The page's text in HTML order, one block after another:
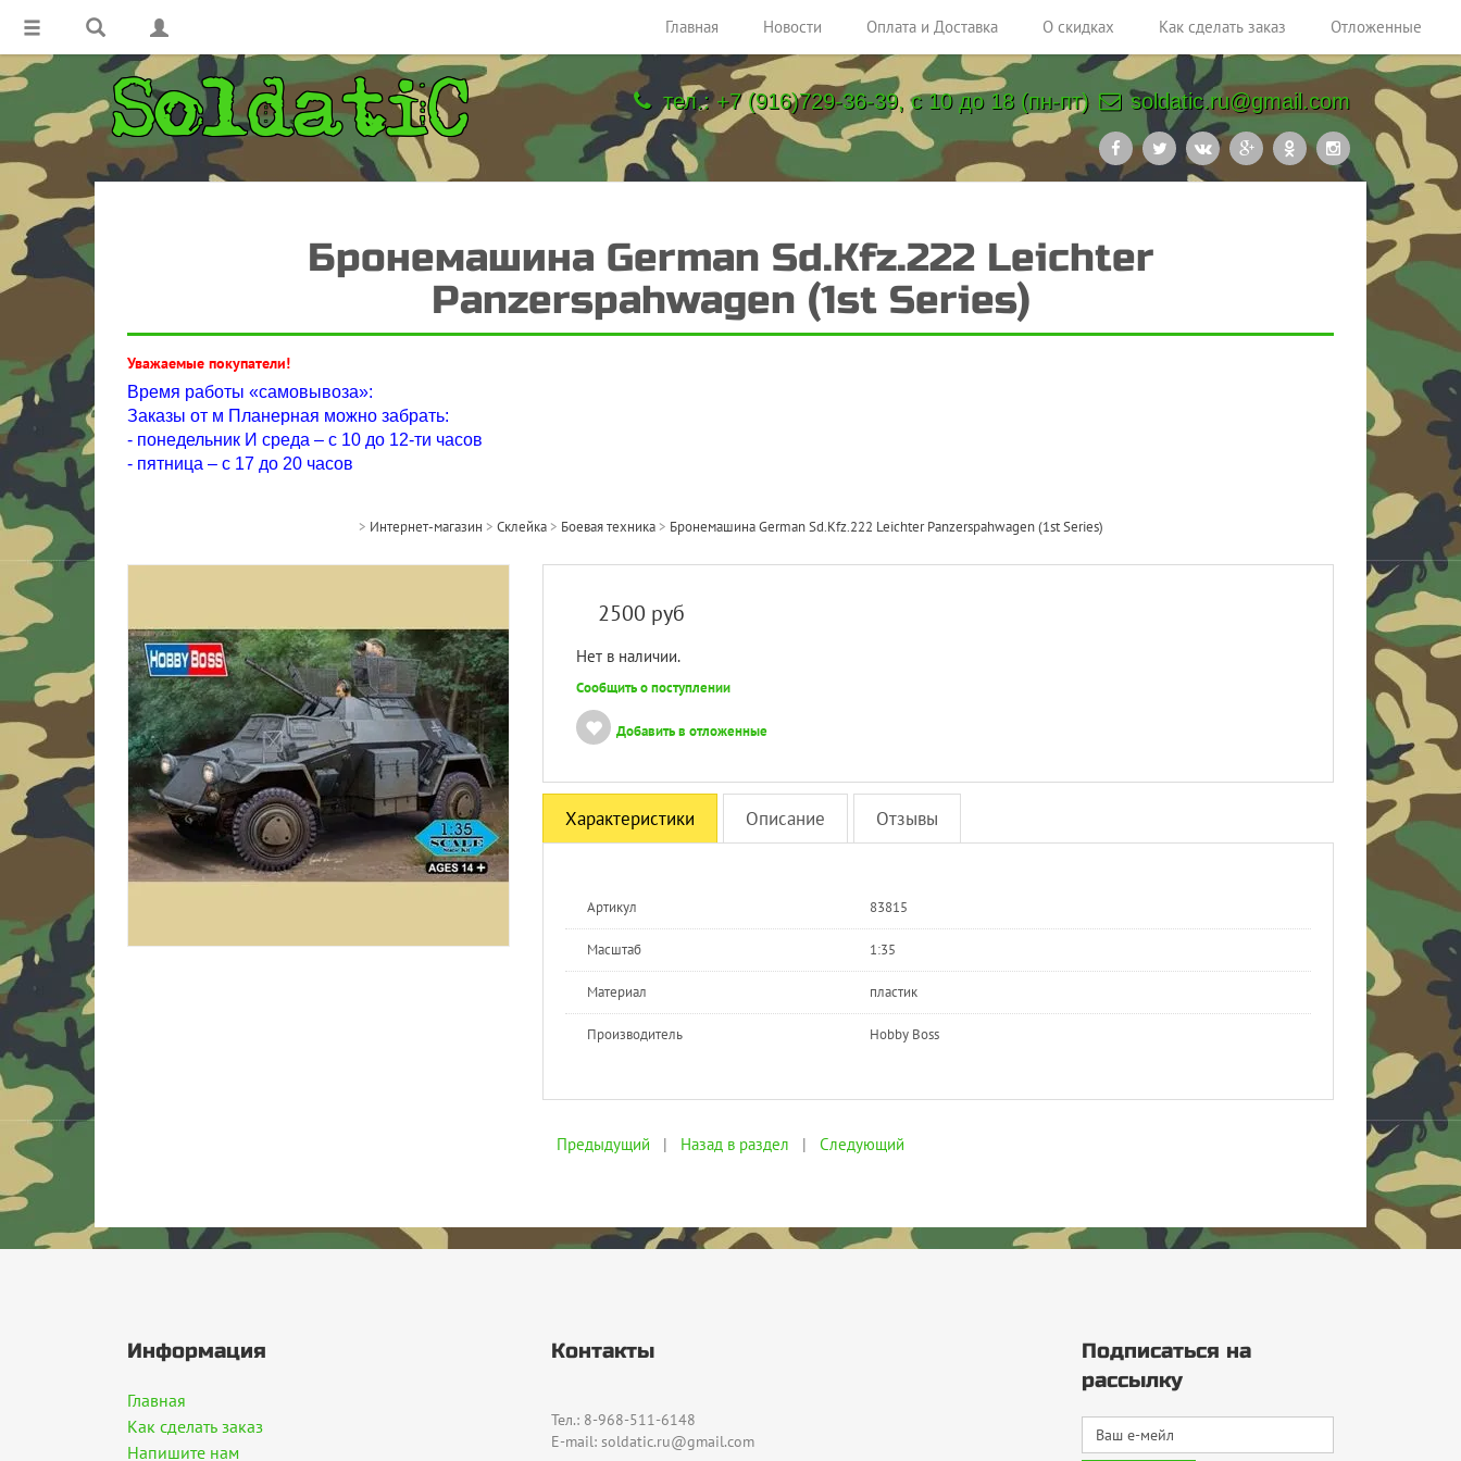
Главная Новости Оплата и Доставка О скидках Как сделать заказ Отложенные
тел.: +7 (916)729-36-39, с 10 до 18 (пн-пт) soldatic.ru@gmail.com
Бронемашина German Sd.Kfz.222 Leichter
Panzerspahwagen (1st Series)
Уважаемые покупатели!
Время работы «самовывоза»:
Заказы от м Планерная можно забрать:
- понедельник И среда – с 10 до 12-ти часов
- пятница – с 17 до 20 часов
> Интернет-магазин > Склейка> Боевая техника> Бронемашина German Sd.Kfz.222 Leichter Panzerspahwagen (1st Series)
2500 руб
Нет в наличии.
Сообщить о поступлении
Добавить в отложенные
Характеристики Описание Отзывы
Артикул 83815
Масштаб 1:35
Материал пластик
Производитель Hobby Boss
Предыдущий | Назад в раздел | Следующий
Информация
Главная
Как сделать заказ
Напишите нам
Контакты
Тел.: 8-968-511-6148
E-mail: soldatic.ru@gmail.com
Подписаться на
рассылку